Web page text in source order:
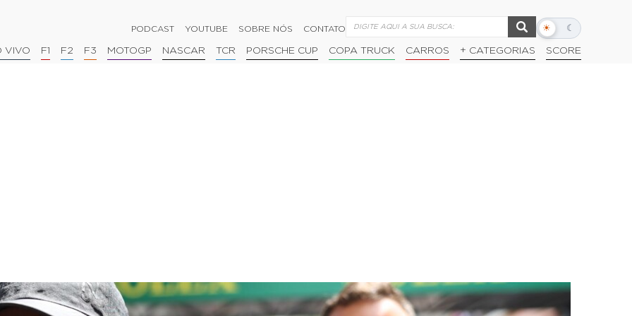
PODCAST YOUTUBE SOBRE NÓS CONTATO ☀ ☾
Alternar
escuro
VIVO F1 F2 F3 MOTOGP NASCAR TCR PORSCHE CUP COPA TRUCK CARROS + CATEGORIAS SCORE